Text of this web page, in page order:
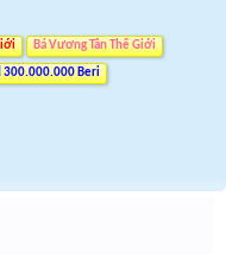
Bá Vương Tân Thế Giới
300.000.000 Beri